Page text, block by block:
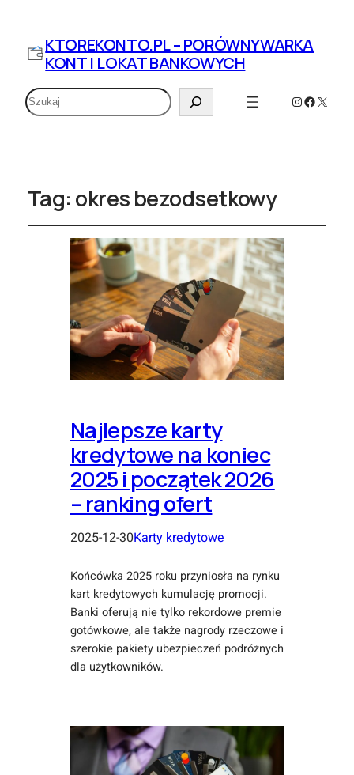
KTOREKONTO.PL – PORÓWNYWARKA
KONT I LOKAT BANKOWYCH
Szukaj Instagram
X
Tag: okres bezodsetkowy
Najlepsze karty
kredytowe na koniec
2025 i początek 2026
– ranking ofert
2025-12-30Karty kredytowe
Końcówka 2025 roku przyniosła na rynku
kart kredytowych kumulację promocji.
Banki oferują nie tylko rekordowe premie
gotówkowe, ale także nagrody rzeczowe i
szerokie pakiety ubezpieczeń podróżnych
dla użytkowników.